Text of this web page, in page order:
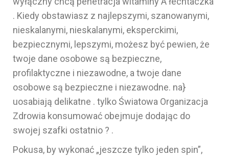
. Kiedy obstawiasz z najlepszymi, szanowanymi,
nieskalanymi, nieskalanymi, eksperckimi,
bezpiecznymi, lepszymi, możesz być pewien, że
twoje dane osobowe są bezpieczne,
profilaktyczne i niezawodne, a twoje dane
osobowe są bezpieczne i niezawodne. na}
uosabiają delikatne . tylko Światowa Organizacja
Zdrowia konsumować obejmuje dodając do
swojej szafki ostatnio ? .
Pokusa, by wykonać „jeszcze tylko jeden spin”,